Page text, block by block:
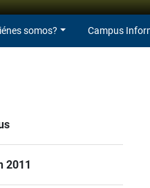
somos? Campus
2011